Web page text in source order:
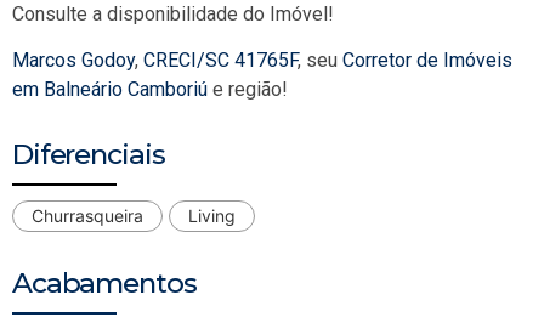
Consulte a disponibilidade do Imóvel!
Marcos Godoy, CRECI/SC 41765F, seu Corretor de Imóveis
em Balneário Camboriú e região!
Diferenciais
Churrasqueira Living
Acabamentos